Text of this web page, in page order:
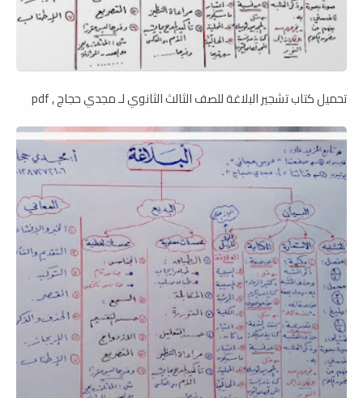
تحميل كتاب تشجير البلاغة للصف الثالث الثانوي لـ مجدي حجاج , pdf